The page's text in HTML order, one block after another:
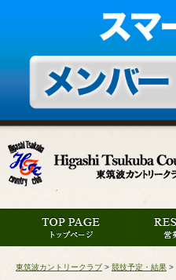
東筑波カントリークラブ > 競技予定・結果 >